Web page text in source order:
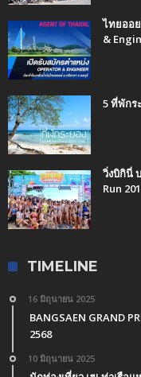
ไทยออ
&
5 ที่พักร
วิ่งบิกินี่
Run
TIMELINE
16 มิถุนายน 2025
BANGSAEN GRAND
2568
10 มิถุนายน 2025